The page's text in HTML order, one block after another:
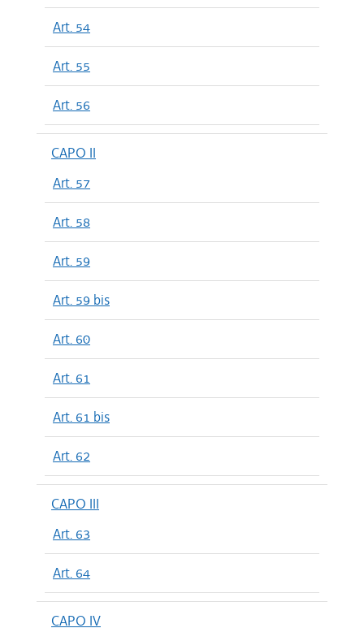
Art. 54
Art. 55
Art. 56
CAPO II
Art. 57
Art. 58
Art. 59
Art. 59 bis
Art. 60
Art. 61
Art. 61 bis
Art. 62
CAPO III
Art. 63
Art. 64
CAPO IV